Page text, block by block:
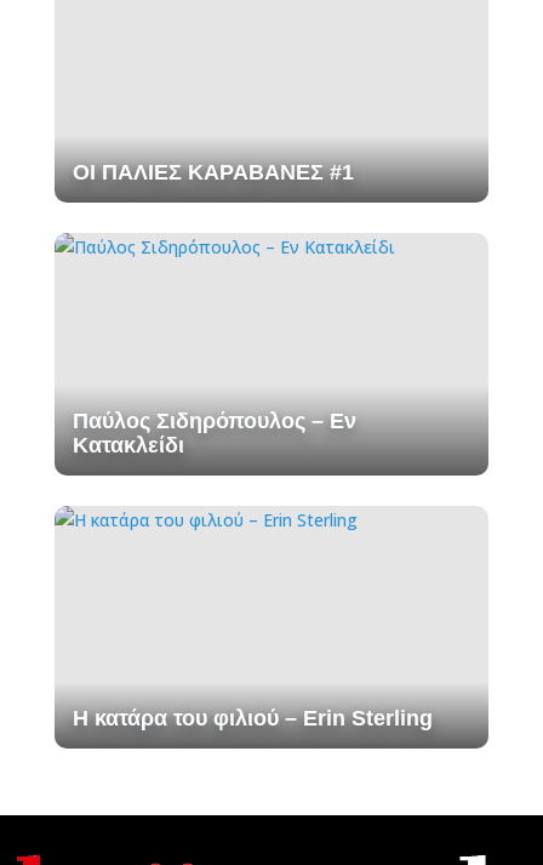
ΟΙ ΠΑΛΙΕΣ ΚΑΡΑΒΑΝΕΣ #1
Παύλος Σιδηρόπουλος – Εν
Κατακλείδι
Η κατάρα του φιλιού – Erin Sterling